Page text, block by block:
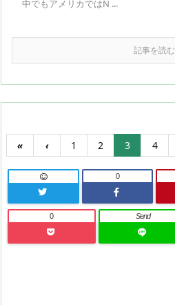
中でもアメリカではN ...
記事を読む
« ‹ 1 2 3 4
0
0 Send